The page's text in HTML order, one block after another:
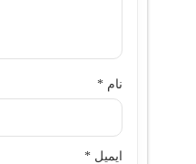
نام *
ایمیل *